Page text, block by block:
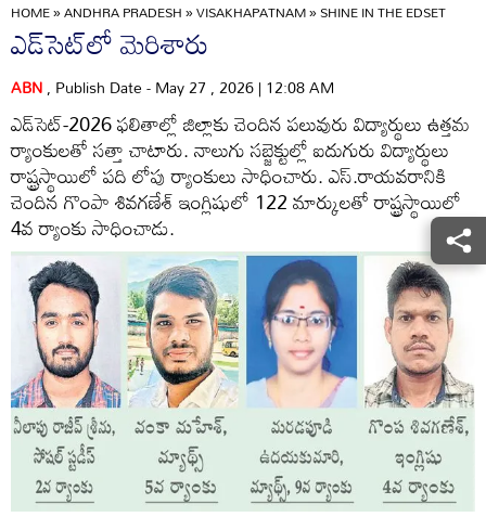
HOME»ANDHRA PRADESH»VISAKHAPATNAM»SHINE IN THE EDSET
ఎడ్‌సెట్‌లో మెరిశారు
ABN, Publish Date - May 27 , 2026 | 12:08 AM
ఎడ్‌సెట్‌-2026 ఫలితాల్లో జిల్లాకు చెందిన పలువురు విద్యార్థులు ఉత్తమ
ర్యాంకులతో సత్తా చాటారు. నాలుగు సబ్జెక్టుల్లో ఐదుగురు విద్యార్థులు
రాష్ట్రస్థాయిలో పది లోపు ర్యాంకులు సాధించారు. ఎస్‌.రాయవరానికి
చెందిన గొంపా శివగణేశ్‌ ఇంగ్లిషులో 122 మార్కులతో రాష్ట్రస్థాయిలో
4వ ర్యాంకు సాధించాడు.